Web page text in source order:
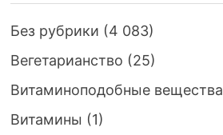
Без рубрики (4 083)
Вегетарианство (25)
Витаминоподобные вещества
Витамины (1)